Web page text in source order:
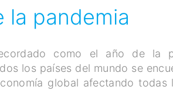
la pandemia
como el año de la
los países del mundo se
global afectando todas